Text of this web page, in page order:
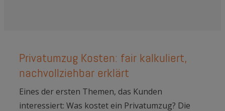
Privatumzug Kosten: fair kalkuliert,
nachvollziehbar erklärt
Eines der ersten Themen, das Kunden
interessiert: Was kostet ein Privatumzug? Die